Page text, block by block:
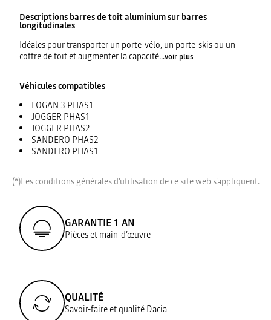
Descriptions barres de toit aluminium sur barres
longitudinales
Idéales pour transporter un porte-vélo, un porte-skis ou un
coffre de toit et augmenter la capacité...voir plus
Véhicules compatibles
LOGAN 3 PHAS1
JOGGER PHAS1
JOGGER PHAS2
SANDERO PHAS2
SANDERO PHAS1
(*)Les conditions générales d'utilisation de ce site web s'appliquent.
GARANTIE 1 AN
Pièces et main-d’œuvre
QUALITÉ
Savoir-faire et qualité Dacia